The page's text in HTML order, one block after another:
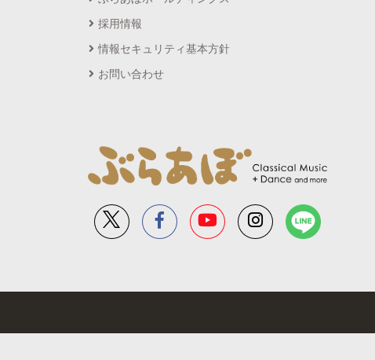
採用情報
情報セキュリティ基本方針
お問い合わせ